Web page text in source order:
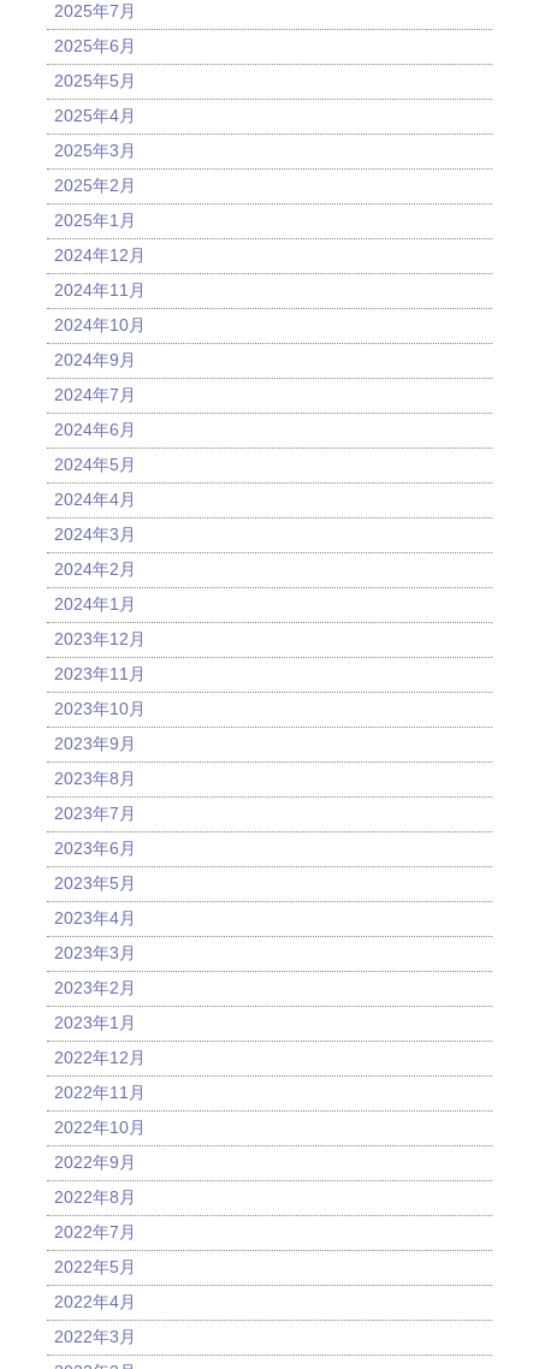
2025年7月
2025年6月
2025年5月
2025年4月
2025年3月
2025年2月
2025年1月
2024年12月
2024年11月
2024年10月
2024年9月
2024年7月
2024年6月
2024年5月
2024年4月
2024年3月
2024年2月
2024年1月
2023年12月
2023年11月
2023年10月
2023年9月
2023年8月
2023年7月
2023年6月
2023年5月
2023年4月
2023年3月
2023年2月
2023年1月
2022年12月
2022年11月
2022年10月
2022年9月
2022年8月
2022年7月
2022年5月
2022年4月
2022年3月